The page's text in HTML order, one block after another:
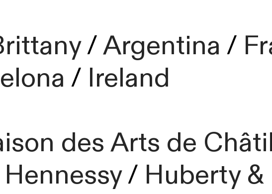
/Argentina /
/ Ireland
des Arts de
Hennessy/ Huberty &